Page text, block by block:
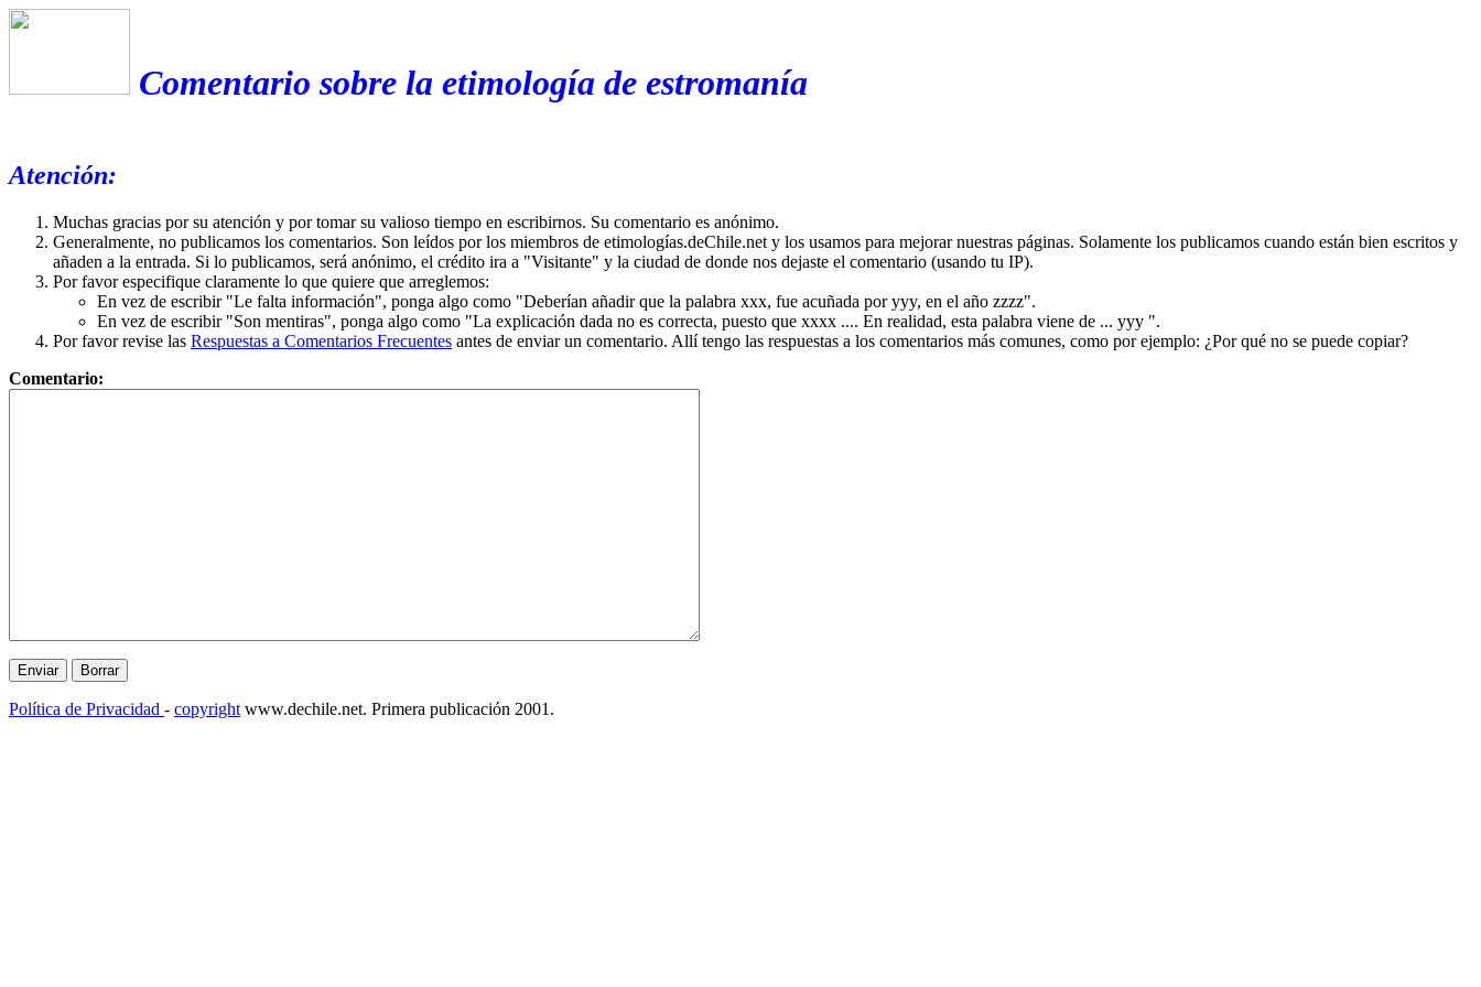
Comentario sobre la etimología de estromanía
Atención:
Muchas gracias por su atención y por tomar su valioso tiempo en escribirnos. Su comentario es anónimo.
Generalmente, no publicamos los comentarios. Son leídos por los miembros de etimologías.deChile.net y los usamos para mejorar nuestras páginas. Solamente los publicamos cuando están bien escritos y
añaden a la entrada. Si lo publicamos, será anónimo, el crédito ira a "Visitante" y la ciudad de donde nos dejaste el comentario (usando tu IP).
Por favor especifique claramente lo que quiere que arreglemos:
En vez de escribir "Le falta información", ponga algo como "Deberían añadir que la palabra xxx, fue acuñada por yyy, en el año zzzz".
En vez de escribir "Son mentiras", ponga algo como "La explicación dada no es correcta, puesto que xxxx .... En realidad, esta palabra viene de ... yyy ".
Por favor revise las Respuestas a Comentarios Frecuentes antes de enviar un comentario. Allí tengo las respuestas a los comentarios más comunes, como por ejemplo: ¿Por qué no se puede copiar?
Comentario:
Política de Privacidad - copyright www.dechile.net. Primera publicación 2001.